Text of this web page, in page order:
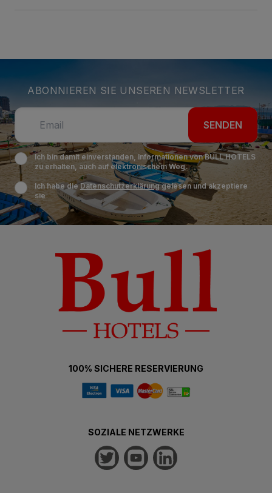
ABONNIEREN SIE UNSEREN NEWSLETTER
SENDEN
Ich bin damit einverstanden, Informationen von BULL HOTELS
zu erhalten, auch auf elektronischem Weg.
Ich habe die Datenschutzerklärunggelesen und akzeptiere
sie
100% SICHERE RESERVIERUNG
SOZIALE NETZWERKE